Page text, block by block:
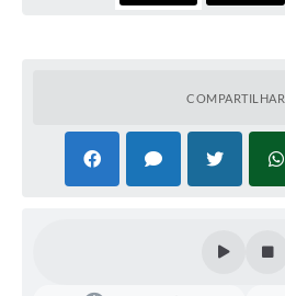
COMPARTILHAR